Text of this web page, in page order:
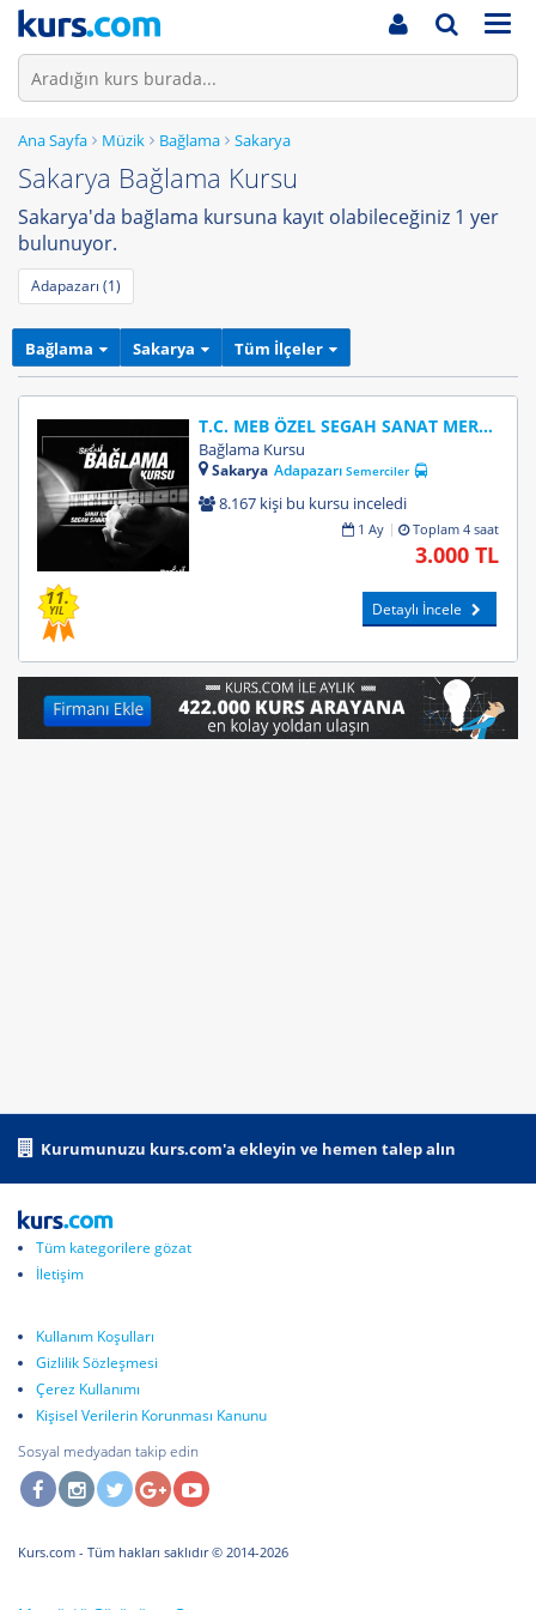
Ana Sayfa Müzik Bağlama Sakarya
Sakarya Bağlama Kursu
Sakarya'da bağlama kursuna kayıt olabileceğiniz 1 yer
bulunuyor.
Adapazarı (1)
Bağlama Sakarya Tüm İlçeler
11.
YIL
T.C. MEB ÖZEL SEGAH SANAT MERKEZİ
Bağlama Kursu
Sakarya AdapazarıSemerciler
8.167 kişi bu kursu inceledi
1 Ay Toplam 4 saat
3.000 TL
Detaylı İncele
Kurumunuzu kurs.com'a ekleyin ve hemen talep alın
Tüm kategorilere gözat
İletişim
Kullanım Koşulları
Gizlilik Sözleşmesi
Çerez Kullanımı
Kişisel Verilerin Korunması Kanunu
Sosyal medyadan takip edin
Kurs.com - Tüm hakları saklıdır © 2014-2026